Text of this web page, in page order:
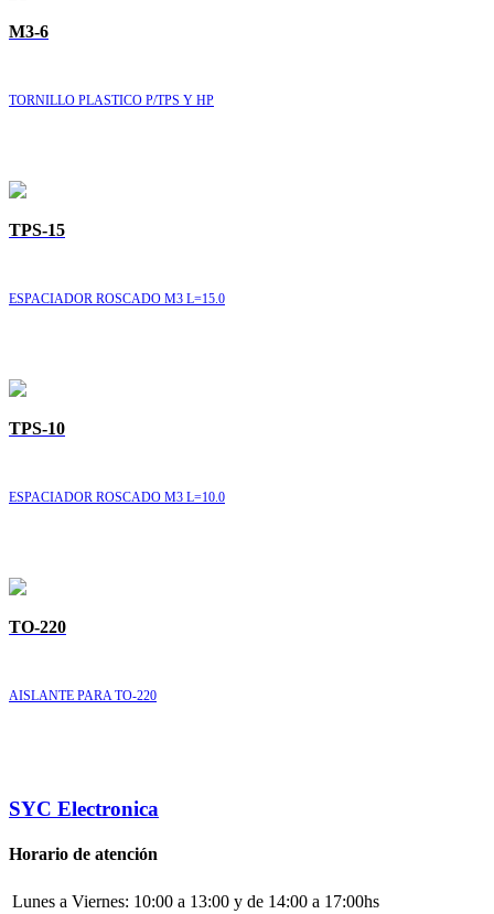
M3-6
TORNILLO PLASTICO P/TPS Y HP
TPS-15
ESPACIADOR ROSCADO M3 L=15.0
TPS-10
ESPACIADOR ROSCADO M3 L=10.0
TO-220
AISLANTE PARA TO-220
SYC Electronica
Horario de atención
Lunes a Viernes: 10:00 a 13:00 y de 14:00 a 17:00hs